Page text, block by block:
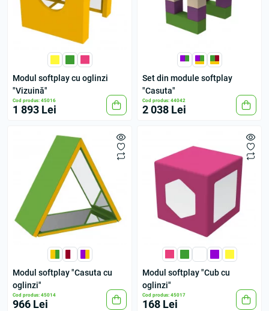
Modul softplay cu oglinzi
"Vizuină"
Cod produs: 45016
1 893 Lei
Set din module softplay
"Casuta"
Cod produs: 44042
2 038 Lei
Modul softplay "Casuta cu
oglinzi"
Cod produs: 45014
966 Lei
Modul softplay "Cub cu
oglinzi"
Cod produs: 45017
168 Lei